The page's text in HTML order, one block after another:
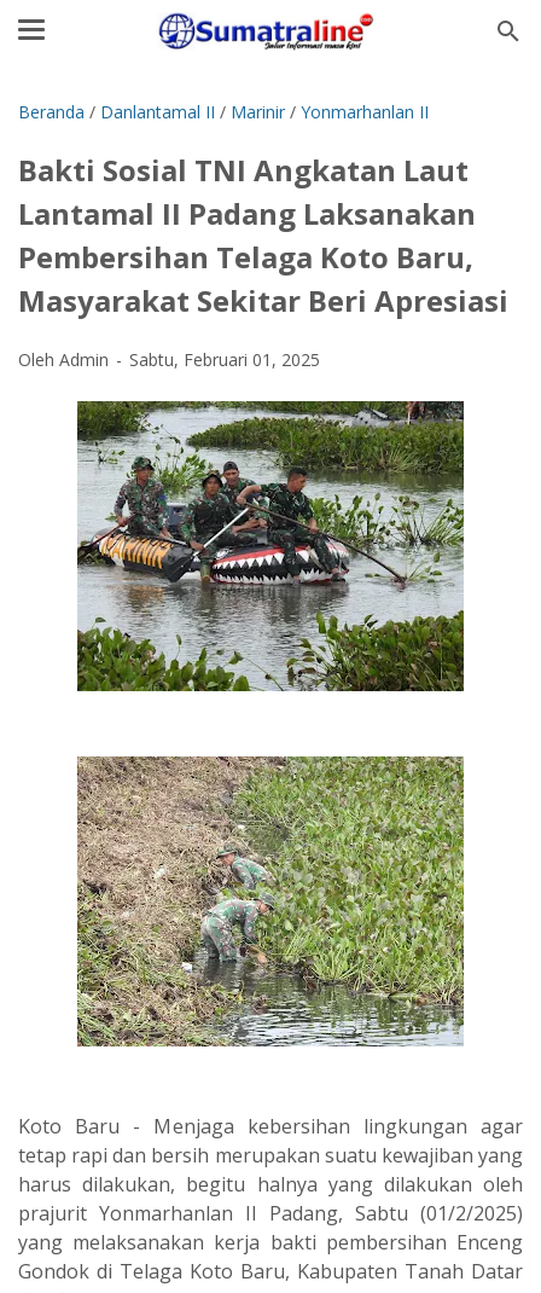
Beranda / Danlantamal II / Marinir / Yonmarhanlan II
Bakti Sosial TNI Angkatan Laut
Lantamal II Padang Laksanakan
Pembersihan Telaga Koto Baru,
Masyarakat Sekitar Beri Apresiasi
Oleh Admin Sabtu, Februari 01, 2025
Koto Baru - Menjaga kebersihan lingkungan agar
tetap rapi dan bersih merupakan suatu kewajiban yang
harus dilakukan, begitu halnya yang dilakukan oleh
prajurit Yonmarhanlan II Padang, Sabtu (01/2/2025)
yang melaksanakan kerja bakti pembersihan Enceng
Gondok di Telaga Koto Baru, Kabupaten Tanah Datar